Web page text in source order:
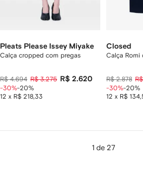
Pleats Please Issey Miyake
Calça cropped com pregas
R$ 4.694 R$ 3.275 R$ 2.620
12 x R$ 218,33
-30%-20%
Closed
Calça Romi
R$ 2.878
12 x R$
-30%-20%
1 de 27